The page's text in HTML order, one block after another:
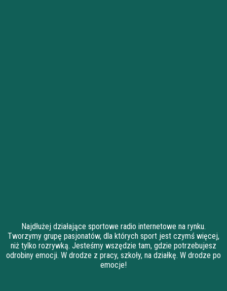
Najdłużej działające sportowe radio internetowe na rynku.
Tworzymy grupę pasjonatów, dla których sport jest czymś więcej,
niż tylko rozrywką. Jesteśmy wszędzie tam, gdzie potrzebujesz
odrobiny emocji. W drodze z pracy, szkoły, na działkę. W drodze po
emocje!